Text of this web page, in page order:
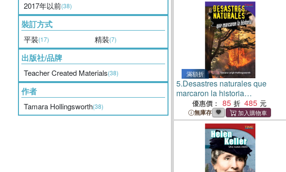
2017年以前(38)
裝訂方式
平裝(17) 精裝(7)
出版社/品牌
Teacher Created Materials(38)
作者
Tamara Hollingsworth(38)
滿額折
5.Desastres naturales que
marcaron la historia
(Unforgettable Natural
Disasters)
優惠價： 85 485
無庫存